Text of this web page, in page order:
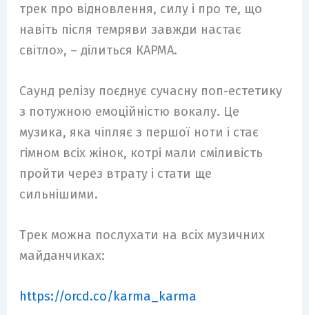
трек про відновлення, силу і про те, що
навіть після темряви завжди настає
світло», – ділиться КАРМА.
Саунд релізу поєднує сучасну поп-естетику
з потужною емоційністю вокалу. Це
музика, яка чіпляє з першої ноти і стає
гімном всіх жінок, котрі мали сміливість
пройти через втрату і стати ще
сильнішими.
Трек можна послухати на всіх музичних
майданчиках:
https://orcd.co/karma_karma